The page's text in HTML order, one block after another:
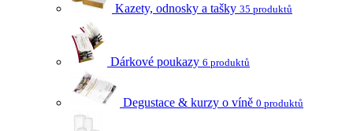
Kazety, odnosky a tašky 35 produktů
Dárkové poukazy 6 produktů
Degustace & kurzy o víně 0 produktů